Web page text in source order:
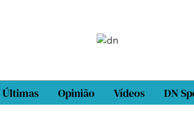
Últimas Opinião Vídeos DN